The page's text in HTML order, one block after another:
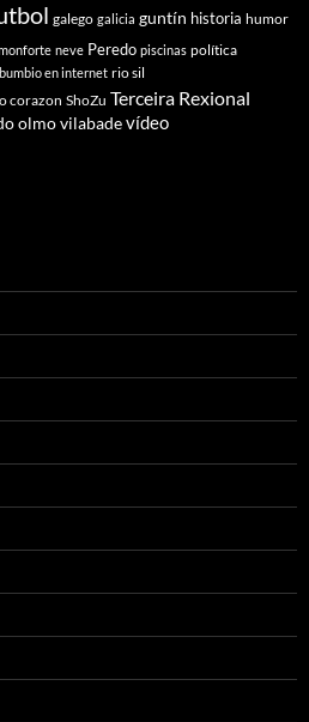
galego galicia guntín historia humor
neve Peredo piscinas política
en internet rio sil
corazon ShoZu Terceira Rexional
olmovilabadevídeo